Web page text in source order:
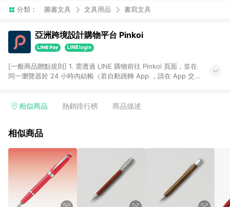
分類： 圖書文具 文具用品 書寫文具
亞洲跨境設計購物平台 Pinkoi
[一般商品贈點規則] 1. 需透過 LINE 購物前往 Pinkoi 頁面，並在
同一瀏覽器於 24 小時內結帳（若自動跳轉 App ，請在 App 交
回饋訂單不得享有 Pinkoi 站方優惠，例如首購優惠，P coins，
行為，不具贈點資格，部分退款不在此限。 6. APP 請更新至
貨後 45 天後發送。 8. 群眾募資商品，禮物卡，開館保證金，補
運費，攤位費等不具贈點資格。 9. LINE 購物站上之商品規格、
顏色、價位、贈品如與 Pinkoi 商品資訊頁及購物車不符，以
Pinkoi 購物商品資訊頁及購物車標示為準。 10. 點數紅包使用規
則請以點數紅包活動說明為準。 11. 若於 LINE 購物前往 Pinkoi
頁面後才首次下載 Pinkoi APP 並完成訂單，不符合導購資格；承
相似商品 熱銷排行榜 商品描述
相似商品